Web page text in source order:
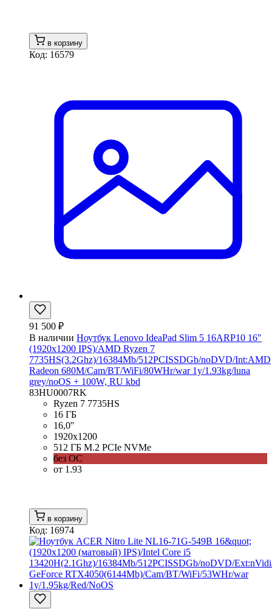
в корзину
Код: 16579
91 500 ₽
В наличии Ноутбук Lenovo IdeaPad Slim 5 16ARP10 16"
(1920x1200 IPS)/AMD Ryzen 7
7735HS(3.2Ghz)/16384Mb/512PCISSDGb/noDVD/Int:AMD
Radeon 680M/Cam/BT/WiFi/80WHr/war 1y/1.93kg/luna
grey/noOS + 100W, RU kbd
83HU0007RK
Ryzen 7 7735HS
16 ГБ
16,0''
1920x1200
512 ГБ M.2 PCIe NVMe
без ОС
от 1.93
в корзину
Код: 16974